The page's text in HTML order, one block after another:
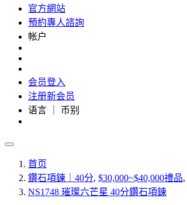
官方網站
預約專人諮詢
帐户
会员登入
注册新会员
语言 ｜ 币别
首页
鑽石項鍊｜40分, $30,000~$40,000禮品,
NS1748 璀璨六芒星 40分鑽石項鍊